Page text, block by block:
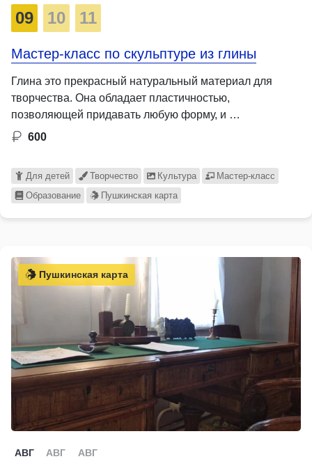
09 10 11
Мастер-класс по скульптуре из глины
Глина это прекрасный натуральный материал для
творчества. Она обладает пластичностью,
позволяющей придавать любую форму, и …
600
Для детей Творчество Культура
Мастер-класс
Образование
Пушкинская карта
Пушкинская карта
АВГ АВГ АВГ